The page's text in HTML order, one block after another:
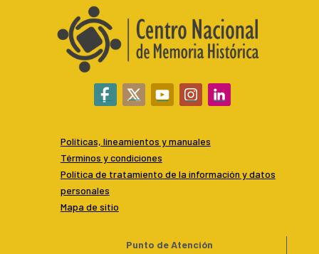
Políticas, lineamientos y manuales
Términos y condiciones
Política de tratamiento de la información y datos
personales
Mapa de sitio
Punto de Atención